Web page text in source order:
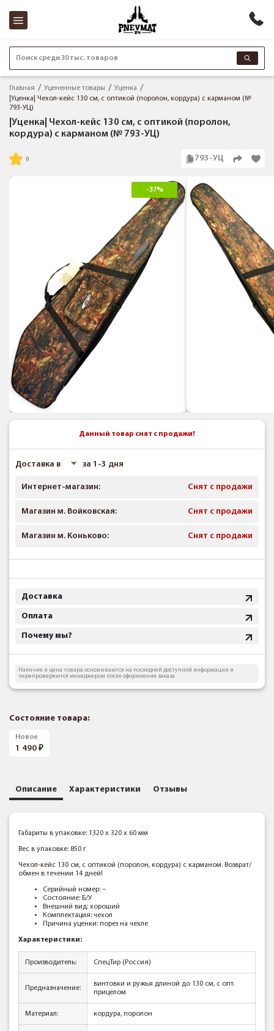
Поиск среди 30 тыс. товаров
Главная Уцененные товары
Уценка
|Уценка| Чехол-кейс 130 см, с оптикой (поролон, кордура) с карманом (№
793-УЦ)
|Уценка| Чехол-кейс 130 см, с оптикой (поролон,
кордура) с карманом (№ 793-УЦ)
793-УЦ
-37%
Данный товар снят с продажи!
Доставка в за 1-3 дня
Интернет-магазин: Снят с продажи
Магазин м. Войковская: Снят с продажи
Магазин м. Коньково: Снят с продажи
Доставка
Оплата
Почему мы?
Наличие и цена товара основываются на последней доступной информации и
перепроверяются менеджером после оформления заказа
Состояние товара:
Новое
1 490
Описание Характеристики Отзывы
Габариты в упаковке: 1320 x 320 x 60 мм
Вес в упаковке: 850 г
Чехол-кейс 130 см, с оптикой (поролон, кордура) с карманом. Возврат/
обмен в течении 14 дней!
Серийный номер: –
Состояние: Б/У
Внешний вид: хороший
Комплектация: чехол
Причина уценки: порез на чехле
Характеристики:
Производитель: СпецТир (Россия)
Предназначение:
винтовки и ружья длиной до 130 см, с опт.
прицелом
Материал: кордура, поролон